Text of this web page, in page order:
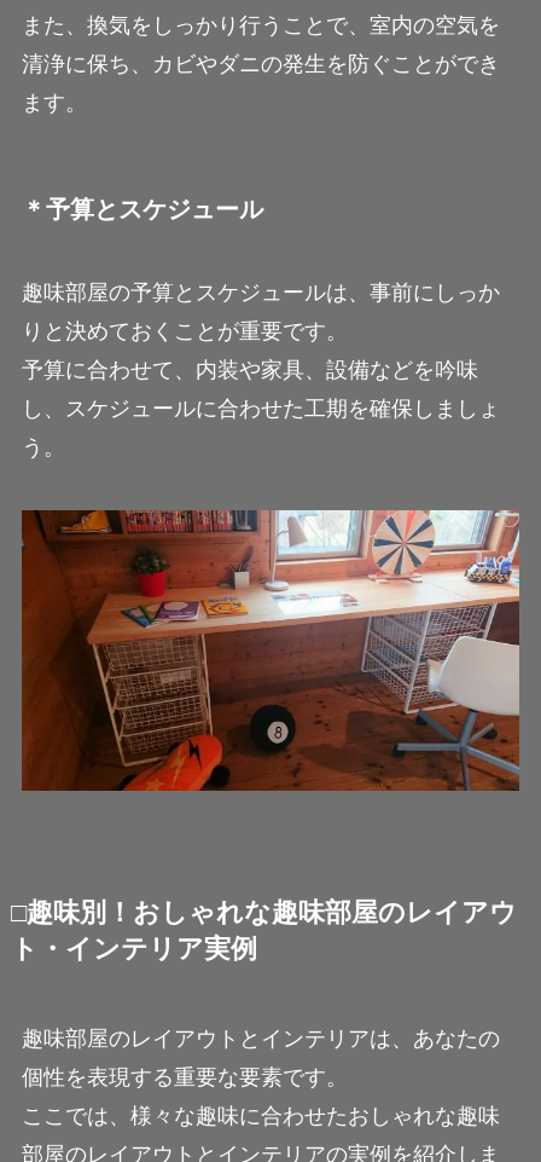
また、換気をしっかり行うことで、室内の空気を
清浄に保ち、カビやダニの発生を防ぐことができ
ます。
＊予算とスケジュール
趣味部屋の予算とスケジュールは、事前にしっか
りと決めておくことが重要です。
予算に合わせて、内装や家具、設備などを吟味
し、スケジュールに合わせた工期を確保しましょ
う。
□趣味別！おしゃれな趣味部屋のレイアウ
ト・インテリア実例
趣味部屋のレイアウトとインテリアは、あなたの
個性を表現する重要な要素です。
ここでは、様々な趣味に合わせたおしゃれな趣味
部屋のレイアウトとインテリアの実例を紹介しま